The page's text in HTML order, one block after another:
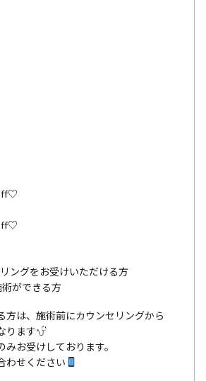
ングをお受けいただける方
ができる方
方は、施術前にカウンセリングから
ります
みお受けしております。
わせください